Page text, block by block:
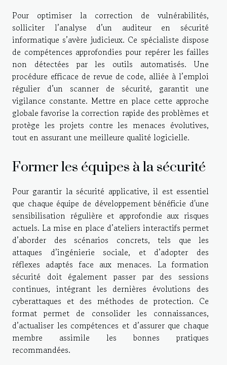
Pour optimiser la correction de vulnérabilités,
solliciter l’analyse d’un auditeur en sécurité
informatique s’avère judicieux. Ce spécialiste dispose
de compétences approfondies pour repérer les failles
non détectées par les outils automatisés. Une
procédure efficace de revue de code, alliée à l’emploi
régulier d’un scanner de sécurité, garantit une
vigilance constante. Mettre en place cette approche
globale favorise la correction rapide des problèmes et
protège les projets contre les menaces évolutives,
tout en assurant une meilleure qualité logicielle.
Former les équipes à la sécurité
Pour garantir la sécurité applicative, il est essentiel
que chaque équipe de développement bénéficie d'une
sensibilisation régulière et approfondie aux risques
actuels. La mise en place d’ateliers interactifs permet
d’aborder des scénarios concrets, tels que les
attaques d’ingénierie sociale, et d’adopter des
réflexes adaptés face aux menaces. La formation
sécurité doit également passer par des sessions
continues, intégrant les dernières évolutions des
cyberattaques et des méthodes de protection. Ce
format permet de consolider les connaissances,
d’actualiser les compétences et d’assurer que chaque
membre assimile les bonnes pratiques
recommandées.